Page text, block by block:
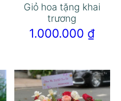
Giỏ hoa tặng khai
trương
1.000.000 ₫